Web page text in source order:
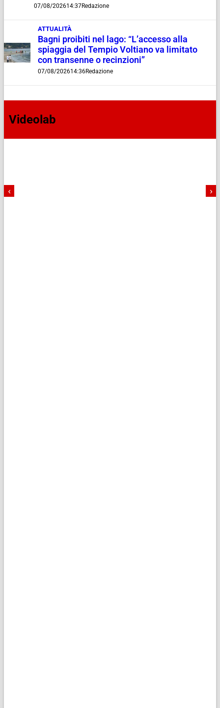
07/08/202614:37Redazione
ATTUALITÀ
Bagni proibiti nel lago: “L’accesso alla
spiaggia del Tempio Voltiano va limitato
con transenne o recinzioni”
07/08/202614:36Redazione
Videolab
‹ ›